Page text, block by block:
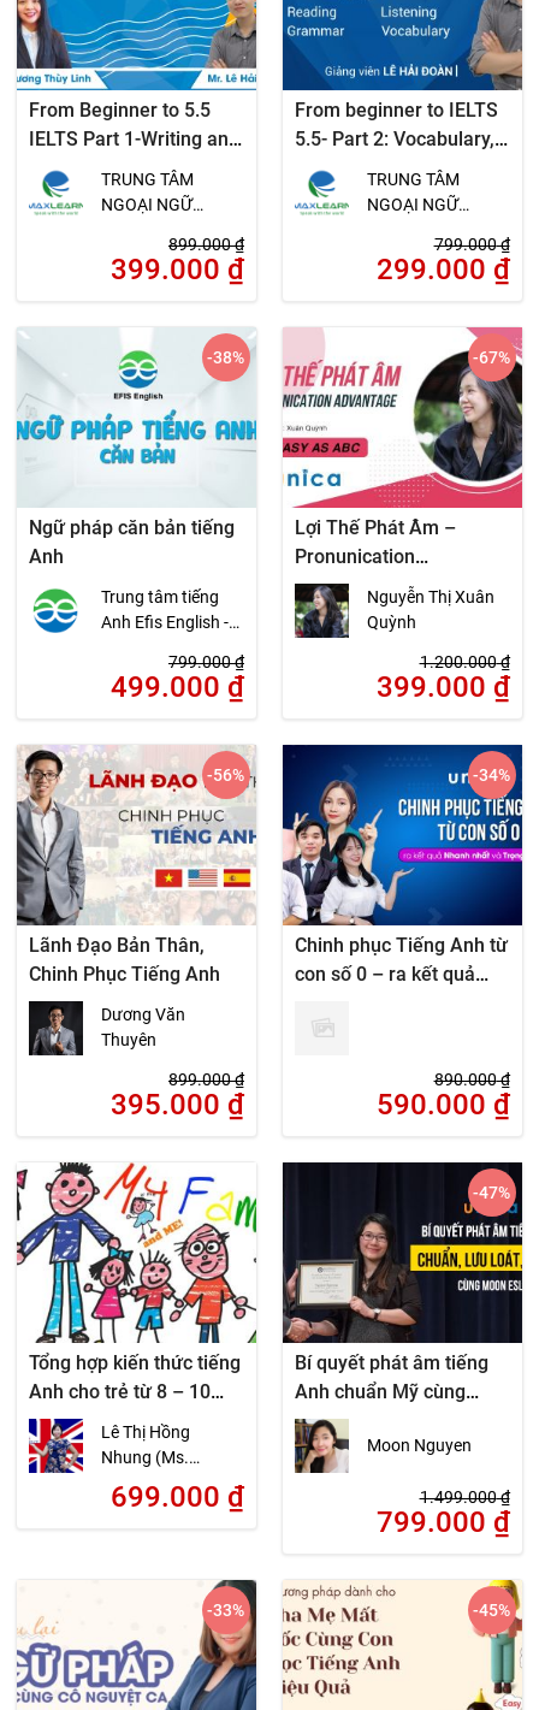
From Beginner to 5.5
IELTS Part 1-Writing and
Speaking
TRUNG TÂM
NGOẠI NGỮ
899.000₫
399.000 ₫
From beginner to IELTS
5.5- Part 2: Vocabulary,
Grammar, Reading and
Listening
TRUNG TÂM
NGOẠI NGỮ
799.000₫
299.000 ₫
Ngữ pháp căn bản tiếng
Anh
Trung tâm tiếng
Anh Efis English -
Tour Guide
799.000₫
499.000 ₫
-38%
Lợi Thế Phát Âm –
Pronunication
Advantage – As easy as
ABC
Nguyễn Thị Xuân
Quỳnh
1.200.000₫
399.000 ₫
-67%
Lãnh Đạo Bản Thân,
Chinh Phục Tiếng Anh
Dương Văn
Thuyên
899.000₫
395.000 ₫
-56%
Chinh phục Tiếng Anh từ
con số 0 – ra kết quả
890.000₫
590.000 ₫
-34%
Tổng hợp kiến thức tiếng
Anh cho trẻ từ 8 – 10
tuổi
Lê Thị Hồng
Nhung (Ms.
nWins)
699.000 ₫
Bí quyết phát âm tiếng
Anh chuẩn Mỹ cùng
MoonESL
Moon Nguyen
1.499.000₫
799.000 ₫
-47%
-33% -45%